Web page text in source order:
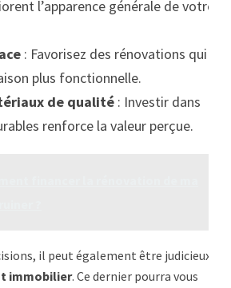
l’apparence générale de votre
: Favorisez des rénovations qui
plus fonctionnelle.
de qualité : Investir dans
renforce la valeur perçue.
il peut également être judicieux
immobilier. Ce dernier pourra vous